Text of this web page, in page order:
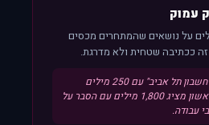
עמוק
של 200-400 מילים על נושאים שהמתחרים מכסים
ככתיבה שטחית ולא מדרגת.
עמוד שירות של "רואה חשבון תל אביב" עם 250 מילים
כלליות, כשהמתחרה הראשון מציג 1,800 מילים עם הסבר על
עבודה.